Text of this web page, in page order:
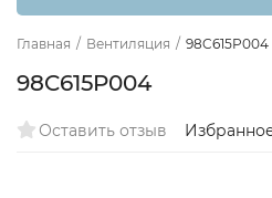
Главная / Вентиляция / 98C615P004
98C615P004
Оставить отзыв